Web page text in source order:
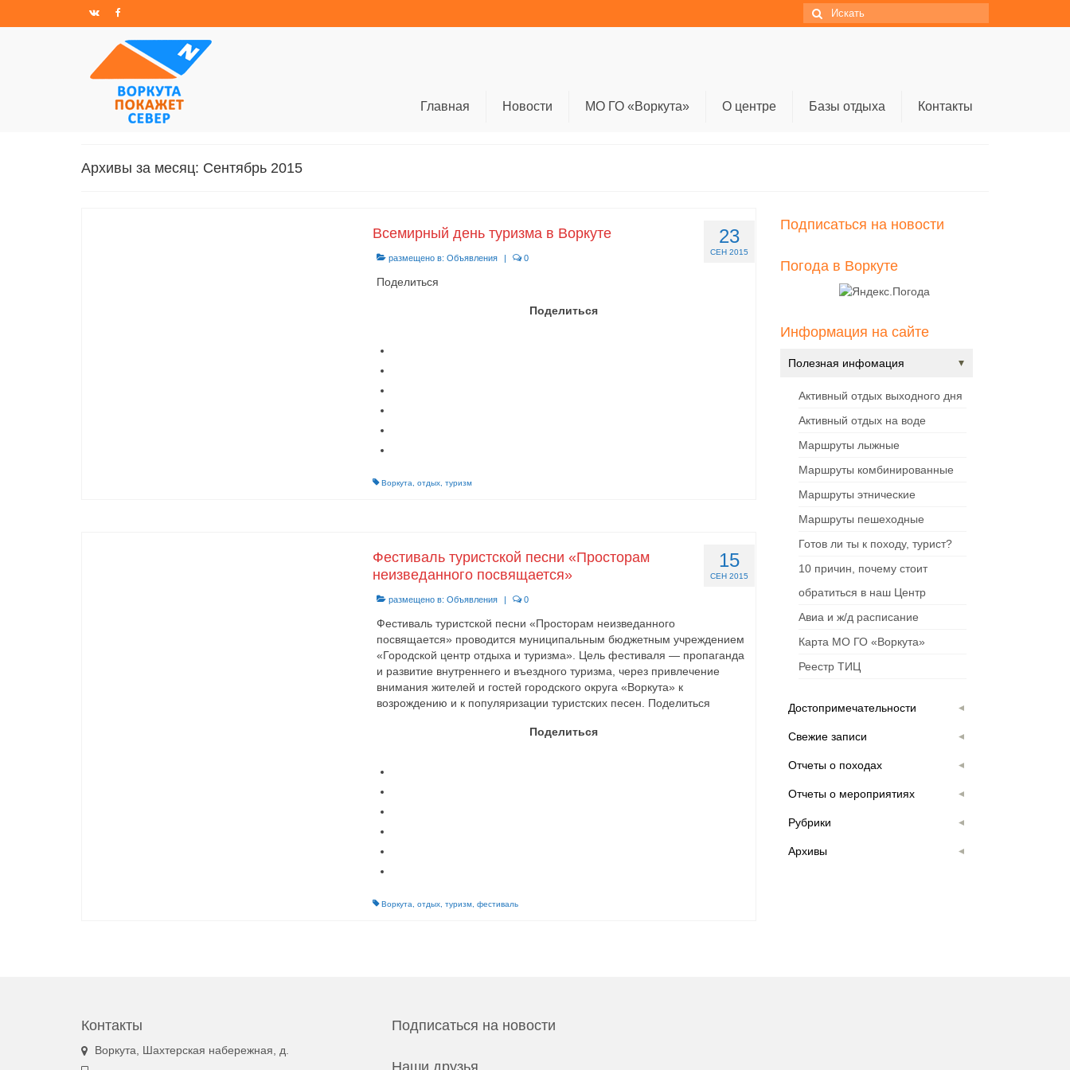
Искать:
Главная Новости МО ГО «Воркута» О центре Базы отдыха Контакты
Архивы за месяц: Сентябрь 2015
23
СЕН 2015
Всемирный день туризма в Воркуте
размещено в: Объявления | 0
Поделиться
Поделиться
Воркута отдых, туризм
15
СЕН 2015
Фестиваль туристской песни «Просторам
неизведанного посвящается»
размещено в: Объявления | 0
Фестиваль туристской песни «Просторам неизведанного
посвящается» проводится муниципальным бюджетным учреждением
«Городской центр отдыха и туризма». Цель фестиваля — пропаганда
и развитие внутреннего и въездного туризма, через привлечение
внимания жителей и гостей городского округа «Воркута» к
возрождению и к популяризации туристских песен. Поделиться
Поделиться
Воркута отдых, туризм, фестиваль
Подписаться на новости
Погода в Воркуте
Информация на сайте
Полезная инфомация
Активный отдых выходного дня
Активный отдых на воде
Маршруты лыжные
Маршруты комбинированные
Маршруты этнические
Маршруты пешеходные
Готов ли ты к походу, турист?
10 причин, почему стоит
обратиться в наш Центр
Авиа и ж/д расписание
Карта МО ГО «Воркута»
Реестр ТИЦ
Достопримечательности
Свежие записи
Отчеты о походах
Отчеты о мероприятиях
Рубрики
Архивы
Контакты
Воркута, Шахтерская набережная, д.
Подписаться на новости
Наши друзья